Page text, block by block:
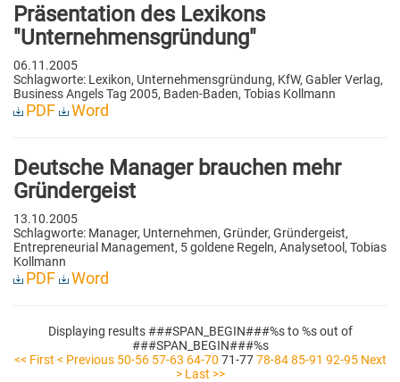
Präsentation des Lexikons
"Unternehmensgründung"
06.11.2005
Schlagworte: Lexikon, Unternehmensgründung, KfW, Gabler Verlag,
Business Angels Tag 2005, Baden-Baden, Tobias Kollmann
PDF Word
Deutsche Manager brauchen mehr
Gründergeist
13.10.2005
Schlagworte: Manager, Unternehmen, Gründer, Gründergeist,
Entrepreneurial Management, 5 goldene Regeln, Analysetool, Tobias
Kollmann
PDF Word
Displaying results ###SPAN_BEGIN###%s to %s out of
###SPAN_BEGIN###%s
<< First < Previous 50-56 57-63 64-70 71-77 78-84 85-91 92-95 Next
> Last >>